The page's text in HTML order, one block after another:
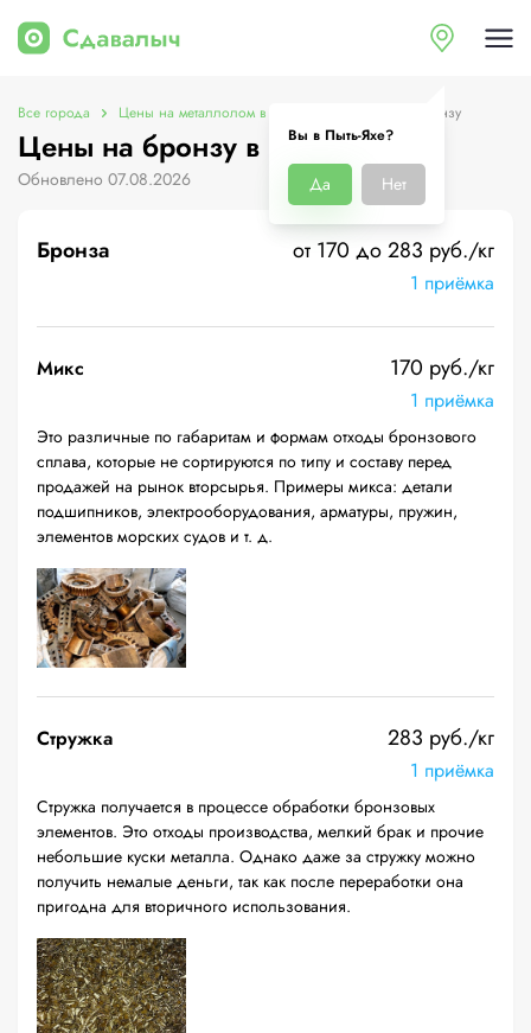
Вы в Пыть-Яхе?
Да Нет
Все города Цены на металлолом в Пыть-Яхе Цены на бронзу
Цены на бронзу в Пыть-Яхе
Обновлено 07.08.2026
Бронза от 170 до 283 руб./кг
1 приёмка
Микс 170 руб./кг
1 приёмка
Это различные по габаритам и формам отходы бронзового
сплава, которые не сортируются по типу и составу перед
продажей на рынок вторсырья. Примеры микса: детали
подшипников, электрооборудования, арматуры, пружин,
элементов морских судов и т. д.
Стружка 283 руб./кг
1 приёмка
Стружка получается в процессе обработки бронзовых
элементов. Это отходы производства, мелкий брак и прочие
небольшие куски металла. Однако даже за стружку можно
получить немалые деньги, так как после переработки она
пригодна для вторичного использования.